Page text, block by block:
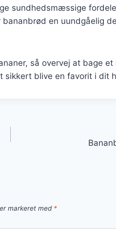
sundhedsmæssige
en uundgåelig
så overvej at bage
sikkert blive en favorit i dit
markeret med *